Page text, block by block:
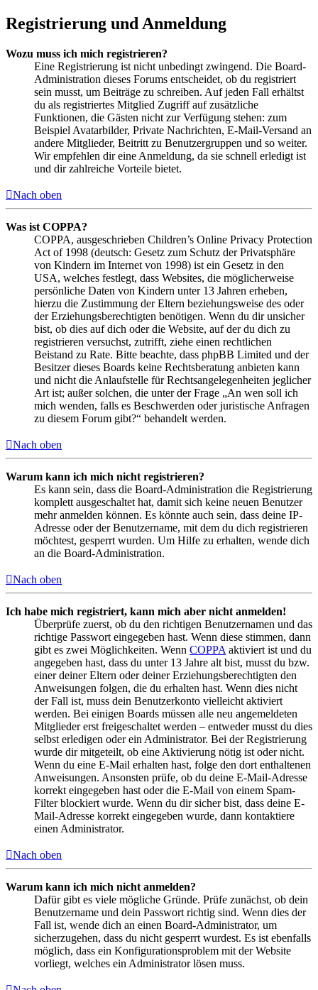
Registrierung und Anmeldung
Wozu muss ich mich registrieren?
Eine Registrierung ist nicht unbedingt zwingend. Die Board-
Administration dieses Forums entscheidet, ob du registriert
sein musst, um Beiträge zu schreiben. Auf jeden Fall erhältst
du als registriertes Mitglied Zugriff auf zusätzliche
Funktionen, die Gästen nicht zur Verfügung stehen: zum
Beispiel Avatarbilder, Private Nachrichten, E-Mail-Versand an
andere Mitglieder, Beitritt zu Benutzergruppen und so weiter.
Wir empfehlen dir eine Anmeldung, da sie schnell erledigt ist
und dir zahlreiche Vorteile bietet.
Nach oben
Was ist COPPA?
COPPA, ausgeschrieben Children’s Online Privacy Protection
Act of 1998 (deutsch: Gesetz zum Schutz der Privatsphäre
von Kindern im Internet von 1998) ist ein Gesetz in den
USA, welches festlegt, dass Websites, die möglicherweise
persönliche Daten von Kindern unter 13 Jahren erheben,
hierzu die Zustimmung der Eltern beziehungsweise des oder
der Erziehungsberechtigten benötigen. Wenn du dir unsicher
bist, ob dies auf dich oder die Website, auf der du dich zu
registrieren versuchst, zutrifft, ziehe einen rechtlichen
Beistand zu Rate. Bitte beachte, dass phpBB Limited und der
Besitzer dieses Boards keine Rechtsberatung anbieten kann
und nicht die Anlaufstelle für Rechtsangelegenheiten jeglicher
Art ist; außer solchen, die unter der Frage „An wen soll ich
mich wenden, falls es Beschwerden oder juristische Anfragen
zu diesem Forum gibt?“ behandelt werden.
Nach oben
Warum kann ich mich nicht registrieren?
Es kann sein, dass die Board-Administration die Registrierung
komplett ausgeschaltet hat, damit sich keine neuen Benutzer
mehr anmelden können. Es könnte auch sein, dass deine IP-
Adresse oder der Benutzername, mit dem du dich registrieren
möchtest, gesperrt wurden. Um Hilfe zu erhalten, wende dich
an die Board-Administration.
Nach oben
Ich habe mich registriert, kann mich aber nicht anmelden!
Überprüfe zuerst, ob du den richtigen Benutzernamen und das
richtige Passwort eingegeben hast. Wenn diese stimmen, dann
gibt es zwei Möglichkeiten. Wenn COPPA aktiviert ist und du
angegeben hast, dass du unter 13 Jahre alt bist, musst du bzw.
einer deiner Eltern oder deiner Erziehungsberechtigten den
Anweisungen folgen, die du erhalten hast. Wenn dies nicht
der Fall ist, muss dein Benutzerkonto vielleicht aktiviert
werden. Bei einigen Boards müssen alle neu angemeldeten
Mitglieder erst freigeschaltet werden – entweder musst du dies
selbst erledigen oder ein Administrator. Bei der Registrierung
wurde dir mitgeteilt, ob eine Aktivierung nötig ist oder nicht.
Wenn du eine E-Mail erhalten hast, folge den dort enthaltenen
Anweisungen. Ansonsten prüfe, ob du deine E-Mail-Adresse
korrekt eingegeben hast oder die E-Mail von einem Spam-
Filter blockiert wurde. Wenn du dir sicher bist, dass deine E-
Mail-Adresse korrekt eingegeben wurde, dann kontaktiere
einen Administrator.
Nach oben
Warum kann ich mich nicht anmelden?
Dafür gibt es viele mögliche Gründe. Prüfe zunächst, ob dein
Benutzername und dein Passwort richtig sind. Wenn dies der
Fall ist, wende dich an einen Board-Administrator, um
sicherzugehen, dass du nicht gesperrt wurdest. Es ist ebenfalls
möglich, dass ein Konfigurationsproblem mit der Website
vorliegt, welches ein Administrator lösen muss.